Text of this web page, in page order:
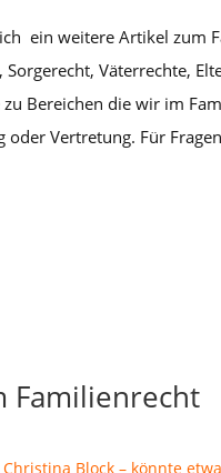
ein weitere Artikel zum
Väterrechte,
Bereichen die wir im
oder Vertretung. Für
Familienrecht